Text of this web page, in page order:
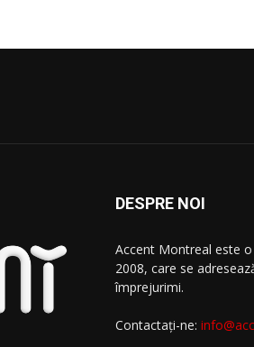
DESPRE NOI
Accent Montreal este
2008, care se
împrejurimi.
Contactați-ne: